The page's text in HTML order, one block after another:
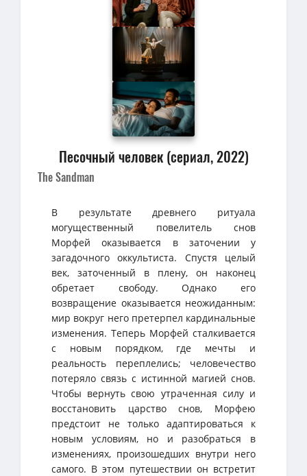
Песочный человек (сериал, 2022)
The Sandman
В результате древнего ритуала
могущественный повелитель снов
Морфей оказывается в заточении у
загадочного оккультиста. Спустя целый
век, заточенный в плену, он наконец
обретает свободу. Однако его
возвращение оказывается неожиданным:
мир вокруг него претерпел кардинальные
изменения. Теперь Морфей сталкивается
с новым порядком, где мечты и
реальность переплелись; человечество
потеряло связь с истинной магией снов.
Чтобы вернуть свою утраченная силу и
восстановить царство снов, Морфею
предстоит не только адаптироваться к
новым условиям, но и разобраться в
изменениях, произошедших внутри него
самого. В этом путешествии он встретит